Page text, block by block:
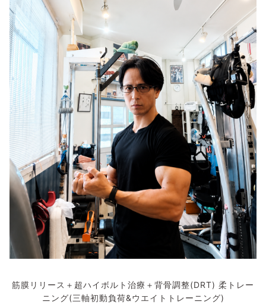
筋膜リリース＋超ハイボルト治療＋背骨調整(DRT) 柔トレー
ニング(三軸初動負荷&ウエイトトレーニング)